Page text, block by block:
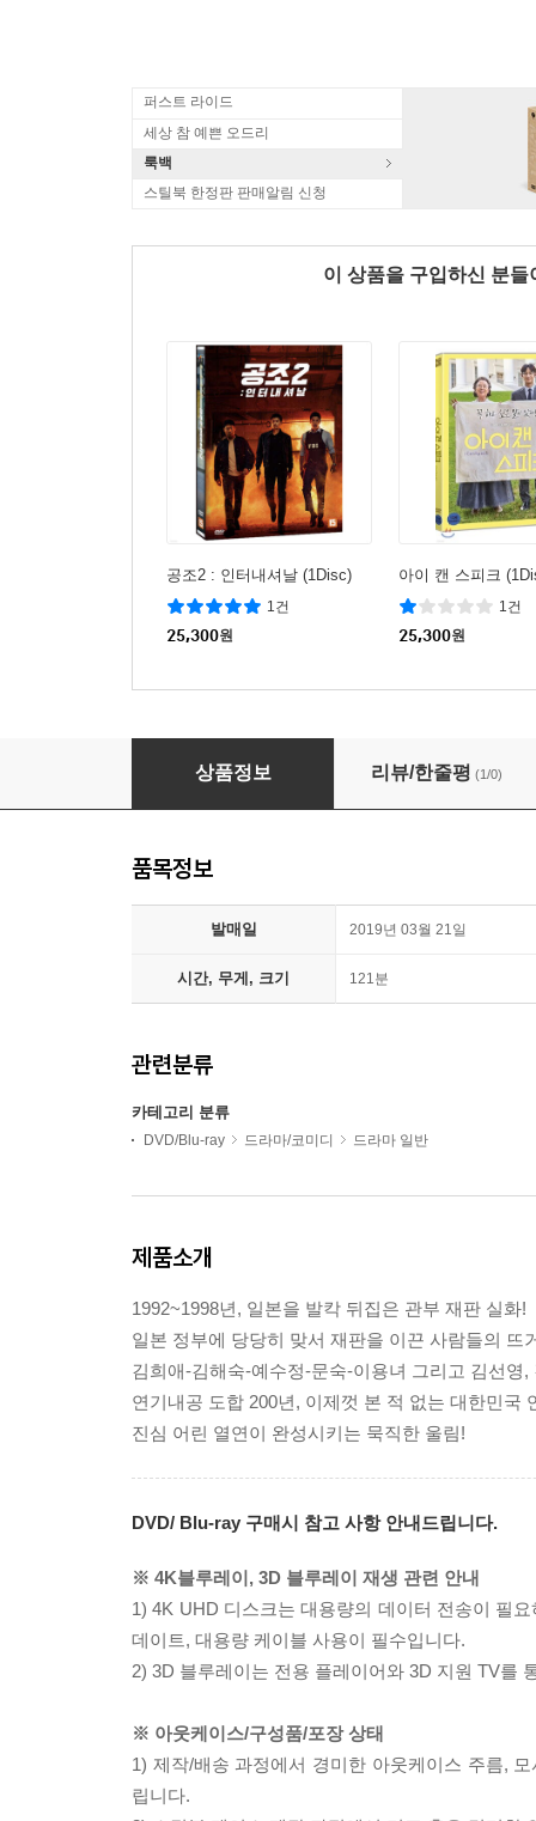
퍼스트 라이드
세상 참 예쁜 오드리
룩백
스틸북 한정판 판매알림 신청
이 상품을 구입하신 분
공조2 : 인터내셔날 (1Disc)
1건
25,300원
아이 캔 스피크
1건
25,300원
허스토리 (1Disc)
상품정보 리뷰/한줄평 (1/0)
품목정보
발매일 2019년 03월 21일
시간, 무게, 크기 121분
관련분류
카테고리 분류
DVD/Blu-ray 드라마/코미디 드라마 일반
제품소개
1992~1998년, 일본을 발칵 뒤집은 관부 재판 실화!
일본 정부에 당당히 맞서 재판을 이끈 사람들의 뜨
김희애-김해숙-예수정-문숙-이용녀 그리고 김선영,
연기내공 도합 200년, 이제껏 본 적 없는 대한민국
진심 어린 열연이 완성시키는 묵직한 울림!
DVD/ Blu-ray 구매시 참고 사항 안내드립니다.
※ 4K블루레이, 3D 블루레이 재생 관련 안내
1) 4K UHD 디스크는 대용량의 데이터 전송이 필
데이트, 대용량 케이블 사용이 필수입니다.
2) 3D 블루레이는 전용 플레이어와 3D 지원 TV를
※ 아웃케이스/구성품/포장 상태
1) 제작/배송 과정에서 경미한 아웃케이스 주름,
립니다.